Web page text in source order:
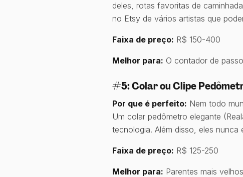
deles, rotas favoritas de
no Etsy de vários artistas que
Faixa de preço: R$ 150-400
Melhor para: O contador de
#5: Colar ou Clipe
Por que é perfeito: Nem todo
Um colar pedômetro elegante
tecnologia. Além disso, eles nunca
Faixa de preço: R$ 125-250
Melhor para: Parentes mais